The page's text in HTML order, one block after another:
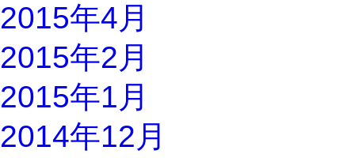
2015年4月
2015年2月
2015年1月
2014年12月